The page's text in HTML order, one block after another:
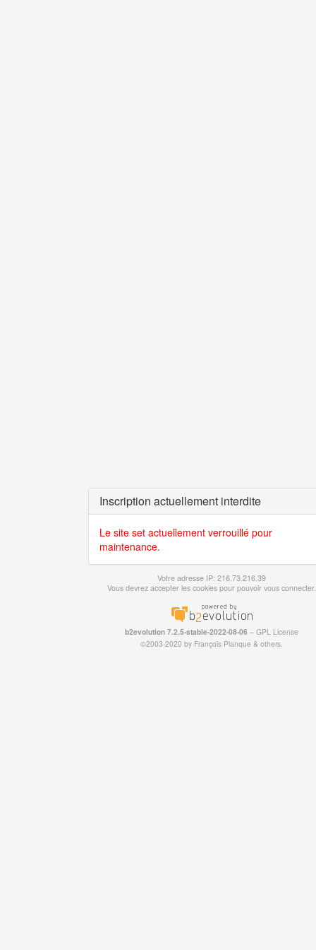
Inscription actuellement interdite
Le site set actuellement verrouillé pour
maintenance.
Votre adresse IP: 216.73.216.39
Vous devrez accepter les cookies pour pouvoir vous connecter.
b2evolution 7.2.5-stable-2022-08-06 – GPL License
©2003-2020 by François Planque & others